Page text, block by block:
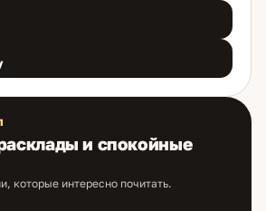
и спокойные
которые интересно почитать.